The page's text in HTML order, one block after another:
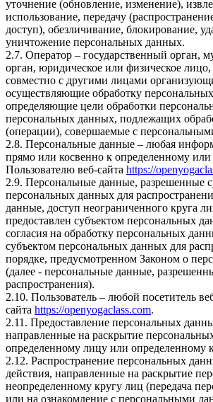
уточнение (обновление, изменение),
использование, передачу
доступ), обезличивание, блокирование,
уничтожение персональных данных.
2.7. Оператор – государственный орган,
орган, юридическое или физическое лицо,
совместно с другими лицами
осуществляющие обработку
определяющие цели обработки
персональных данных, подлежащих
(операции), совершаемые с
2.8. Персональные данные – любая
прямо или косвенно к определенному
Пользователю веб-сайта https://
2.9. Персональные данные, разрешенные
персональных данных для
данные, доступ неограниченного круга
предоставлен субъектом персональных
согласия на обработку персональных
субъектом персональных данных для
порядке, предусмотренном Законом о
(далее - персональные данные,
распространения).
2.10. Пользователь – любой посетитель
сайта https://openyogaclass.com.
2.11. Предоставление персональных
направленные на раскрытие
определенному лицу или определенному
2.12. Распространение персональных
действия, направленные на раскрытие
неопределенному кругу лиц (передача
или на ознакомление с персональными